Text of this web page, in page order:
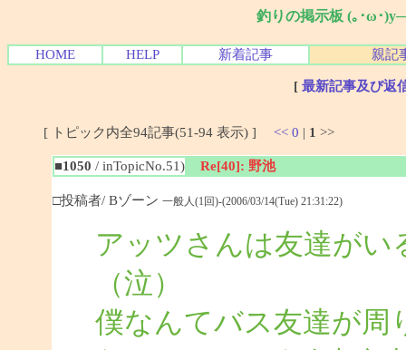
釣りの掲示板 (｡･ω･
HOME HELP 新着記事 親記
[ 最新記事及び返
[ トピック内全94記事(51-94 表示) ] << 0 | 1 >>
■1050 / inTopicNo.51) Re[40]: 野池
□投稿者/ Bゾーン 一般人(1回)-(2006/03/14(Tue) 21:31:22)
アッツさんは友達が
（泣）
僕なんてバス友達が周